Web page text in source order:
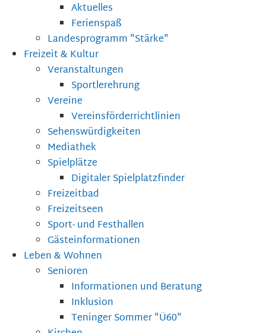
Aktuelles
Ferienspaß
Landesprogramm "Stärke"
Freizeit & Kultur
Veranstaltungen
Sportlerehrung
Vereine
Vereinsförderrichtlinien
Sehenswürdigkeiten
Mediathek
Spielplätze
Digitaler Spielplatzfinder
Freizeitbad
Freizeitseen
Sport- und Festhallen
Gästeinformationen
Leben & Wohnen
Senioren
Informationen und Beratung
Inklusion
Teninger Sommer "Ü60"